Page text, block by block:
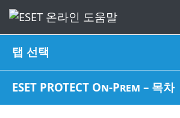
탭 선택
ESET PROTECT On-Prem – 목차